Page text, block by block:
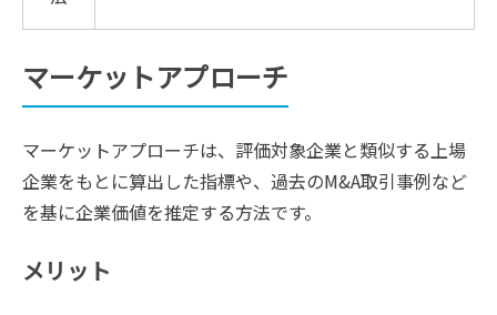
マーケットアプローチ
マーケットアプローチは、評価対象企業と類似する上場
企業をもとに算出した指標や、過去のM&A取引事例など
を基に企業価値を推定する方法です。
メリット